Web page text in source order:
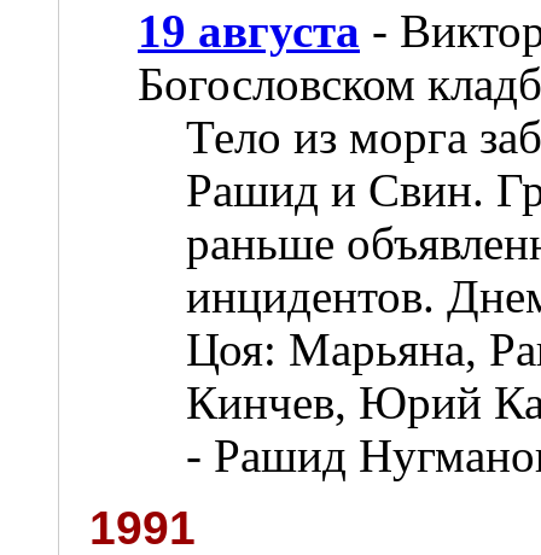
19 августа -
Богословском
Тело из морга
Рашид и Свин.
раньше
инцидентов.
Цоя: Марьяна,
Кинчев, Юрий
- Рашид
1991